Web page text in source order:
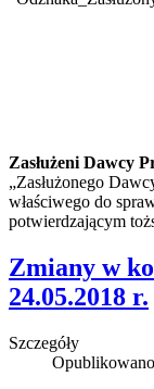
Zasłużeni Dawcy
„Zasłużonego
właściwego do
potwierdzającym
Zmiany w
24.05.2018 r.
Szczegóły